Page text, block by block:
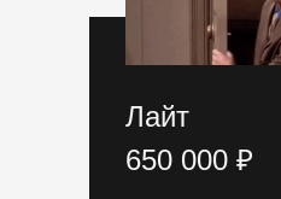
Лайт
650 000 ₽